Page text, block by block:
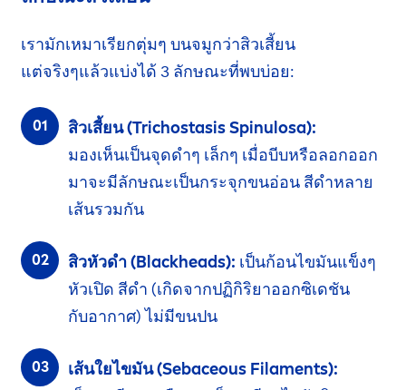
เรามักเหมาเรียกตุ่มๆ บนจมูกว่าสิวเสี้ยน
แต่จริงๆแล้วแบ่งได้ 3 ลักษณะที่พบบ่อย:
สิวเสี้ยน (Trichostasis Spinulosa):
มองเห็นเป็นจุดดำๆ เล็กๆ เมื่อบีบหรือลอกออก
มาจะมีลักษณะเป็นกระจุกขนอ่อน สีดำหลาย
เส้นรวมกัน
สิวหัวดำ (Blackheads): เป็นก้อนไขมันแข็งๆ
หัวเปิด สีดำ (เกิดจากปฏิกิริยาออกซิเดชัน
กับอากาศ) ไม่มีขนปน
เส้นใยไขมัน (Sebaceous Filaments):